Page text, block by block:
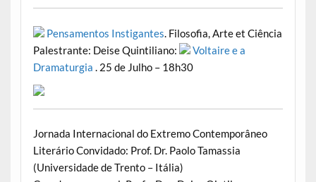
Pensamentos Instigantes. Filosofia, Arte et Ciência
Palestrante: Deise Quintiliano:
Voltaire e a
Dramaturgia . 25 de Julho – 18h30
Jornada Internacional do Extremo Contemporâneo
LiterárioConvidado: Prof. Dr. Paolo Tamassia
(Universidade de Trento – Itália)